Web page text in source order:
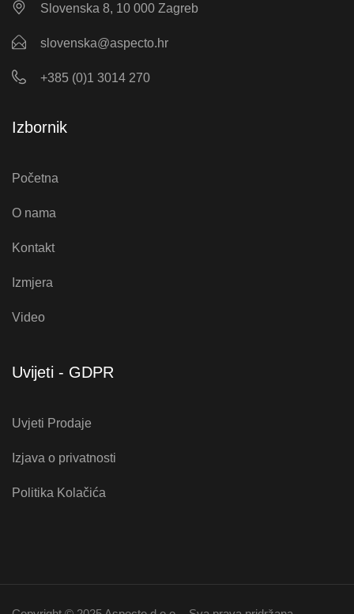
Slovenska 8, 10 000 Zagreb
slovenska@aspecto.hr
+385 (0)1 3014 270
Izbornik
Početna
O nama
Kontakt
Izmjera
Video
Uvijeti - GDPR
Uvjeti Prodaje
Izjava o privatnosti
Politika Kolačića